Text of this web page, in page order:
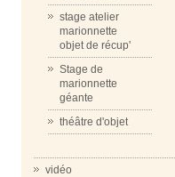
stage atelier
marionnette
objet de récup'
Stage de
marionnette
géante
théâtre d'objet
vidéo